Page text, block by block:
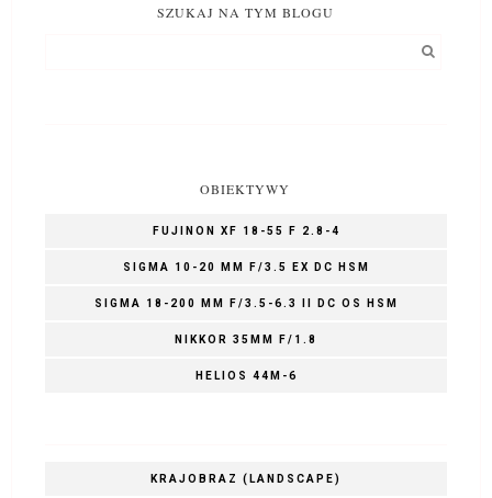
SZUKAJ NA TYM BLOGU
OBIEKTYWY
FUJINON XF 18-55 F 2.8-4
SIGMA 10-20 MM F/3.5 EX DC HSM
SIGMA 18-200 MM F/3.5-6.3 II DC OS HSM
NIKKOR 35MM F/1.8
HELIOS 44M-6
KRAJOBRAZ (LANDSCAPE)